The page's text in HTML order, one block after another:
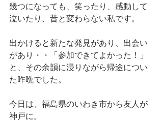
幾つになっても、笑ったり、感動して
泣いたり、昔と変わらない私です。
出かけると新たな発見があり、出会い
があり・・「参加できてよかった！」
と、その余韻に浸りながら帰途につい
た昨晩でした。
今日は、福島県のいわき市から友人が
神戸に。